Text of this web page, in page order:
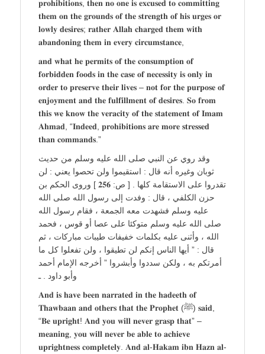
𝐩𝐫𝐨𝐡𝐢𝐛𝐢𝐭𝐢𝐨𝐧𝐬, 𝐭𝐡𝐞𝐧 𝐧𝐨 𝐨𝐧𝐞 𝐢𝐬 𝐞𝐱𝐜𝐮𝐬𝐞𝐝 𝐭𝐨 𝐜𝐨𝐦𝐦𝐢𝐭𝐭𝐢𝐧𝐠
𝐭𝐡𝐞𝐦 𝐨𝐧 𝐭𝐡𝐞 𝐠𝐫𝐨𝐮𝐧𝐝𝐬 𝐨𝐟 𝐭𝐡𝐞 𝐬𝐭𝐫𝐞𝐧𝐠𝐭𝐡 𝐨𝐟 𝐡𝐢𝐬 𝐮𝐫𝐠𝐞𝐬 𝐨𝐫
𝐥𝐨𝐰𝐥𝐲 𝐝𝐞𝐬𝐢𝐫𝐞𝐬; 𝐫𝐚𝐭𝐡𝐞𝐫 𝐀𝐥𝐥𝐚𝐡 𝐜𝐡𝐚𝐫𝐠𝐞𝐝 𝐭𝐡𝐞𝐦 𝐰𝐢𝐭𝐡
𝐚𝐛𝐚𝐧𝐝𝐨𝐧𝐢𝐧𝐠 𝐭𝐡𝐞𝐦 𝐢𝐧 𝐞𝐯𝐞𝐫𝐲 𝐜𝐢𝐫𝐜𝐮𝐦𝐬𝐭𝐚𝐧𝐜𝐞,
𝐚𝐧𝐝 𝐰𝐡𝐚𝐭 𝐡𝐞 𝐩𝐞𝐫𝐦𝐢𝐭𝐬 𝐨𝐟 𝐭𝐡𝐞 𝐜𝐨𝐧𝐬𝐮𝐦𝐩𝐭𝐢𝐨𝐧 𝐨𝐟
𝐟𝐨𝐫𝐛𝐢𝐝𝐝𝐞𝐧 𝐟𝐨𝐨𝐝𝐬 𝐢𝐧 𝐭𝐡𝐞 𝐜𝐚𝐬𝐞 𝐨𝐟 𝐧𝐞𝐜𝐞𝐬𝐬𝐢𝐭𝐲 𝐢𝐬 𝐨𝐧𝐥𝐲 𝐢𝐧
𝐨𝐫𝐝𝐞𝐫 𝐭𝐨 𝐩𝐫𝐞𝐬𝐞𝐫𝐯𝐞 𝐭𝐡𝐞𝐢𝐫 𝐥𝐢𝐯𝐞𝐬 – 𝐧𝐨𝐭 𝐟𝐨𝐫 𝐭𝐡𝐞 𝐩𝐮𝐫𝐩𝐨𝐬𝐞 𝐨𝐟
𝐞𝐧𝐣𝐨𝐲𝐦𝐞𝐧𝐭 𝐚𝐧𝐝 𝐭𝐡𝐞 𝐟𝐮𝐥𝐟𝐢𝐥𝐥𝐦𝐞𝐧𝐭 𝐨𝐟 𝐝𝐞𝐬𝐢𝐫𝐞𝐬. 𝐒𝐨 𝐟𝐫𝐨𝐦
𝐭𝐡𝐢𝐬 𝐰𝐞 𝐤𝐧𝐨𝐰 𝐭𝐡𝐞 𝐯𝐞𝐫𝐚𝐜𝐢𝐭𝐲 𝐨𝐟 𝐭𝐡𝐞 𝐬𝐭𝐚𝐭𝐞𝐦𝐞𝐧𝐭 𝐨𝐟 𝐈𝐦𝐚𝐦
𝐀𝐡𝐦𝐚𝐝, “𝐈𝐧𝐝𝐞𝐞𝐝, 𝐩𝐫𝐨𝐡𝐢𝐛𝐢𝐭𝐢𝐨𝐧𝐬 𝐚𝐫𝐞 𝐦𝐨𝐫𝐞 𝐬𝐭𝐫𝐞𝐬𝐬𝐞𝐝
𝐭𝐡𝐚𝐧 𝐜𝐨𝐦𝐦𝐚𝐧𝐝𝐬.”
وقد روي عن النبي صلى الله عليه وسلم من حديث
ثوبان وغيره أنه قال : استقيموا ولن تحصوا يعني : لن
تقدروا على الاستقامة كلها . [ ص: 𝟐𝟓𝟔 ] وروى الحكم بن
حزن الكلفي ، قال : وفدت إلى رسول الله صلى الله
عليه وسلم فشهدت معه الجمعة ، فقام رسول الله
صلى الله عليه وسلم متوكئا على عصا أو قوس ، فحمد
الله ، وأثنى عليه بكلمات خفيفات طيبات مباركات ، ثم
قال : ” أيها الناس إنكم لن تطيقوا ، ولن تفعلوا كل ما
أمرتكم به ، ولكن سددوا وأبشروا ” أخرجه الإمام أحمد
وأبو داود . ـ
𝐀𝐧𝐝 𝐢𝐬 𝐡𝐚𝐯𝐞 𝐛𝐞𝐞𝐧 𝐧𝐚𝐫𝐫𝐚𝐭𝐞𝐝 𝐢𝐧 𝐭𝐡𝐞 𝐡𝐚𝐝𝐞𝐞𝐭𝐡 𝐨𝐟
𝐓𝐡𝐚𝐰𝐛𝐚𝐚𝐧 𝐚𝐧𝐝 𝐨𝐭𝐡𝐞𝐫𝐬 𝐭𝐡𝐚𝐭 𝐭𝐡𝐞 𝐏𝐫𝐨𝐩𝐡𝐞𝐭 (ﷺ) 𝐬𝐚𝐢𝐝,
“𝐁𝐞 𝐮𝐩𝐫𝐢𝐠𝐡𝐭! 𝐀𝐧𝐝 𝐲𝐨𝐮 𝐰𝐢𝐥𝐥 𝐧𝐞𝐯𝐞𝐫 𝐠𝐫𝐚𝐬𝐩 𝐭𝐡𝐚𝐭” –
𝐦𝐞𝐚𝐧𝐢𝐧𝐠, 𝐲𝐨𝐮 𝐰𝐢𝐥𝐥 𝐧𝐞𝐯𝐞𝐫 𝐛𝐞 𝐚𝐛𝐥𝐞 𝐭𝐨 𝐚𝐜𝐡𝐢𝐞𝐯𝐞
𝐮𝐩𝐫𝐢𝐠𝐡𝐭𝐧𝐞𝐬𝐬 𝐜𝐨𝐦𝐩𝐥𝐞𝐭𝐞𝐥𝐲. 𝐀𝐧𝐝 𝐚𝐥-𝐇𝐚𝐤𝐚𝐦 𝐢𝐛𝐧 𝐇𝐚𝐳𝐧 𝐚𝐥-